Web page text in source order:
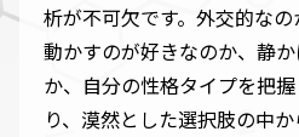
析が不可欠です。外交的な
動かすのが好きなのか、静
か、自分の性格タイプを把
り、漠然とした選択肢の中